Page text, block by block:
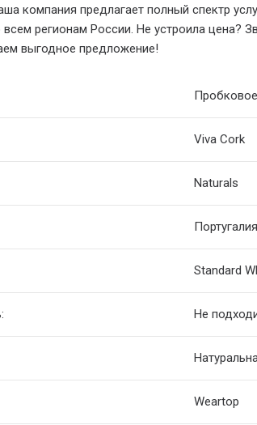
компания предлагает полный спектр
регионам России. Не устроила цена?
выгодное предложение!
Viva Cork
Naturals
Португалия
Standard
Не
Weartop